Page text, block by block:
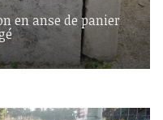
en anse de panier